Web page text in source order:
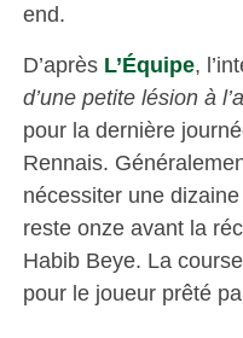
end.
D’après L’Équipe,
d’une petite lésion à
pour la dernière
Rennais.
nécessiter une
reste onze avant la
Habib Beye. La
pour le joueur prêté